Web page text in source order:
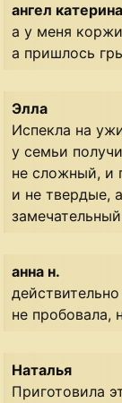
ангел катерина
а у меня
а пришлось
Элла
Испекла на
у семьи
не сложный, и
и не твердые,
анна н.
не пробовала,
Наталья
Приготовила